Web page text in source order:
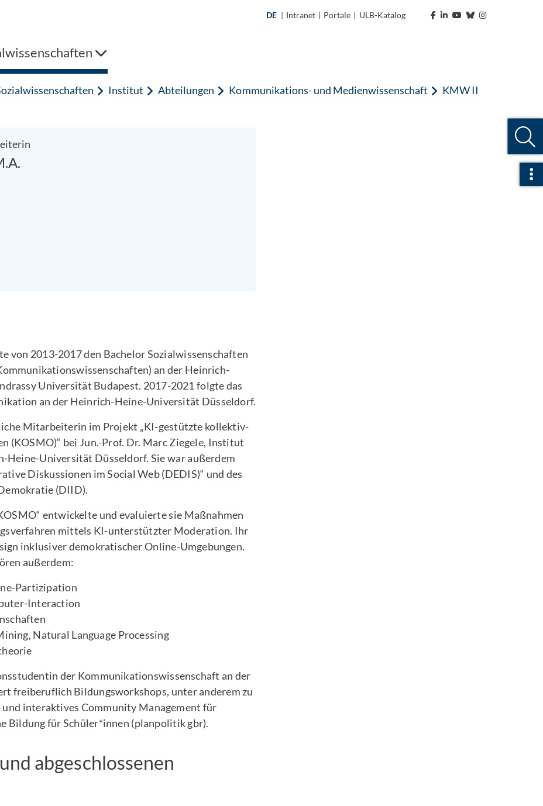
DE | Intranet | Portale | ULB-Katalog
Institut Abteilungen Kommunikations- und Medienwissenschaft KMW II
von 2013-2017 den Bachelor Sozialwissenschaften
an der Heinrich-
Universität Budapest. 2017-2021 folgte das
an der Heinrich-Heine-Universität Düsseldorf.
Mitarbeiterin im Projekt „KI-gestützte kollektiv-
(KOSMO)“ bei Jun.-Prof. Dr. Marc Ziegele, Institut
Heine-Universität Düsseldorf. Sie war außerdem
Diskussionen im Social Web (DEDIS)“ und des
(DIID).
entwickelte und evaluierte sie Maßnahmen
mittels KI-unterstützter Moderation. Ihr
inklusiver demokratischer Online-Umgebungen.
außerdem:
Partizipation
Interaction
Natural Language Processing
der Kommunikationswissenschaft an der
freiberuflich Bildungsworkshops, unter anderem zu
interaktives Community Management für
Bildung für Schüler*innen (planpolitik gbr).
abgeschlossenen